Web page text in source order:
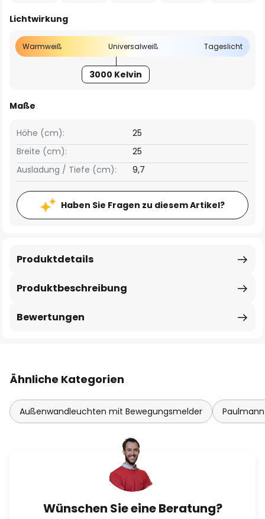
Lichtwirkung
Warmweiß Universalweiß Tageslicht
3000 Kelvin
Maße
Breite (cm): 25
Höhe (cm): 25
Ausladung / Tiefe (cm): 9,7
Haben Sie Fragen zu diesem Artikel?
Produktbeschreibung
Produktdetails
Bewertungen
Ähnliche Kategorien
Außenwandleuchten mit Bewegungsmelder
Wünschen Sie eine Beratung?